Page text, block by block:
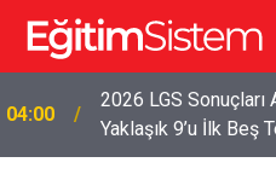
04:00
2026 LGS Sonuçları
Yaklaşık 9’u İlk Beş